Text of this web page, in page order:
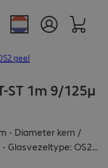
geel
ST 1m 9/125µ
- Diameter kern /
Glasvezeltype: OS2...